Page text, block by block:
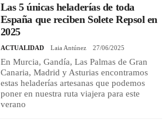
Las 5 únicas heladerías de toda
España que reciben Solete Repsol en
2025
ACTUALIDAD Laia Antúnez 27/06/2025
En Murcia, Gandía, Las Palmas de Gran
Canaria, Madrid y Asturias encontramos
estas heladerías artesanas que podemos
poner en nuestra ruta viajera para este
verano